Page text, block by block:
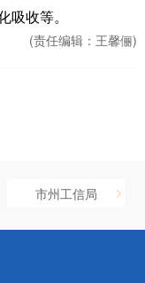
收等。
(责任编辑： 王馨俪)
市州工信局